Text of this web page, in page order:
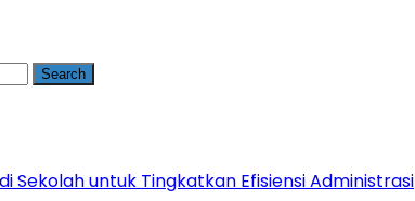
Sekolah untuk Tingkatkan Efisiensi Administrasi